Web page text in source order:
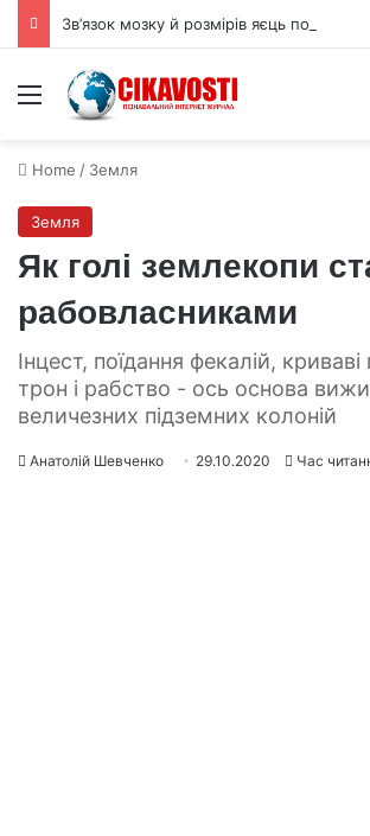
Menu
Home / Земля
Земля
Як голі землекопи
рабовласниками
Інцест, поїдання фекалій,
трон і рабство - ось основа
величезних підземних колоній
Анатолій Шевченко 29.10.2020 Час